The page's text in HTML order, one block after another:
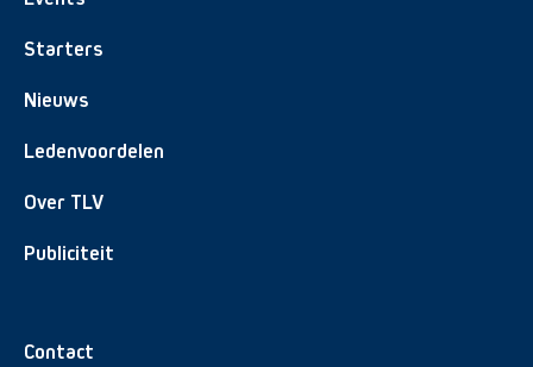
Starters
Nieuws
Ledenvoordelen
Over TLV
Publiciteit
Contact